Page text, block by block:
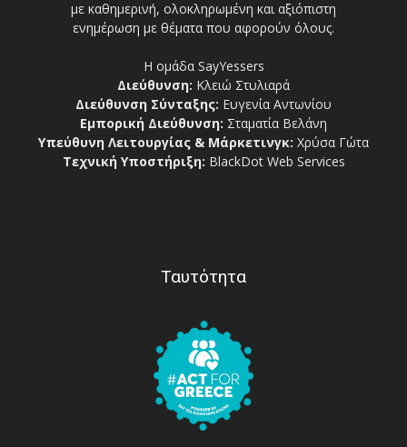
με καθημερινή, ολοκληρωμένη και αξιόπιστη
ενημέρωση με θέματα που αφορούν όλους.
Η ομάδα SayYessers
Διεύθυνση: Κλειώ Στυλιαρά
Διεύθυνση Σύνταξης: Ευγενία Αντωνίου
Εμπορική Διεύθυνση: Σταματία Βελάνη
Υπεύθυνη Λειτουργίας & Μάρκετινγκ: Χρύσα Γώτα
Τεχνική Υποστήριξη: BlackDot Web Services
Ταυτότητα